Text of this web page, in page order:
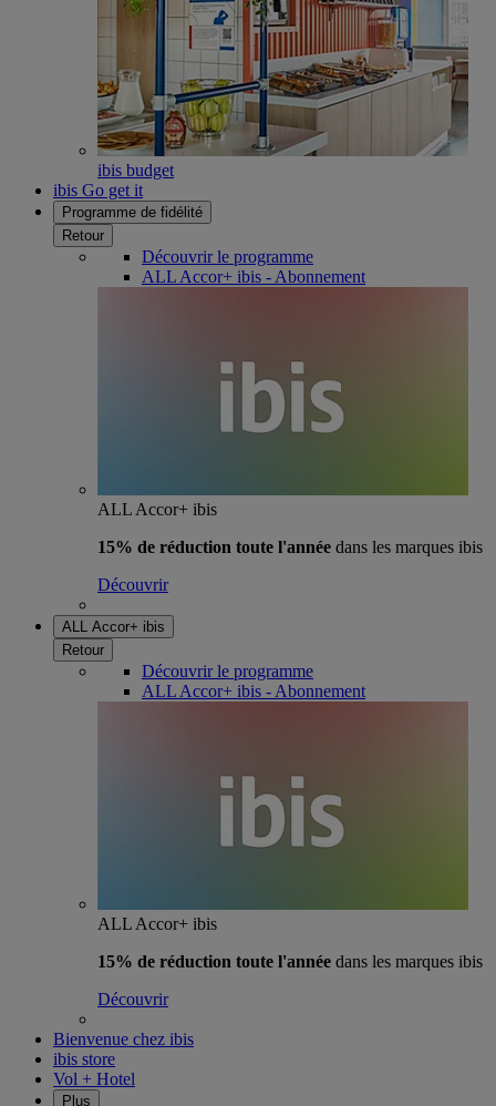
ibis budget
ibis Go get it
Programme de fidélité
Retour
Découvrir le programme
ALL Accor+ ibis - Abonnement
ALL Accor+ ibis
15% de réduction toute l'année dans les marques ibis
Découvrir
ALL Accor+ ibis
Retour
Découvrir le programme
ALL Accor+ ibis - Abonnement
ALL Accor+ ibis
15% de réduction toute l'année dans les marques ibis
Découvrir
Bienvenue chez ibis
ibis store
Vol + Hotel
Plus